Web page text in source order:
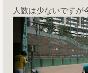
人数は少ないですが